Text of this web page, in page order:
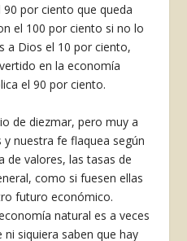
por ciento que queda
el 100 por ciento si no lo
a Dios el 10 por ciento,
en la economía
el 90 por ciento.
de diezmar, pero muy a
nuestra fe flaquea según
de valores, las tasas de
como si fuesen ellas
futuro económico.
natural es a veces
siquiera saben que hay